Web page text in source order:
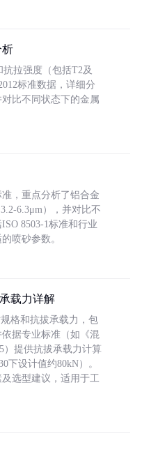
析
拉强度（包括T2及
标准数据，详细分
比不同状态下的金属
，重点分析了铝合金
6.3μm），并对比不
8503-1标准和行业
喷砂参数。
载力详解
格和抗拔承载力，包
据专业标准（如《混
）提供抗拔承载力计算
下设计值约80kN）。
选型建议，适用于工